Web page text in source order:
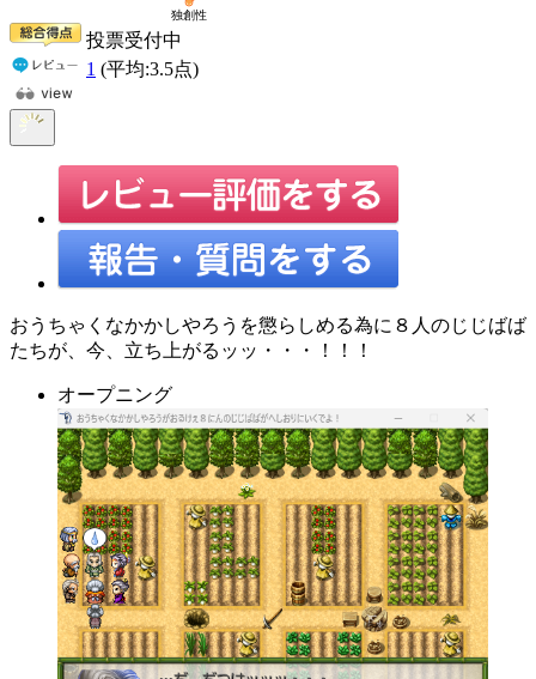
投票受付中
1 (平均:3.5点)
おうちゃくなかかしやろうを懲らしめる為に８人のじじばば
たちが、今、立ち上がるッッ・・・！！！
オープニング